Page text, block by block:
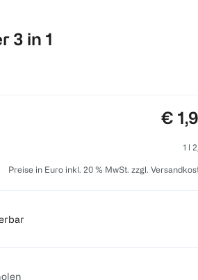
3 in 1
€
1 l
Preise in Euro inkl. 20 % MwSt. zzgl.